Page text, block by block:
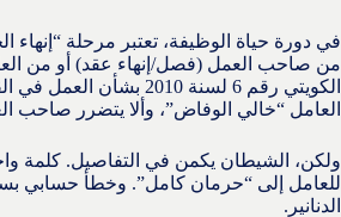
في دورة حياة الوظيفة، تعتبر مرحلة
من صاحب العمل (فصل/إنهاء عقد) أو من العامل
الكويتي رقم 6 لسنة
العامل “خالي الوفاض”، وألا يتضرر صاحب
ولكن، الشيطان يكمن في التفاصيل. كلمة
للعامل إلى “حرمان كامل”. وخطأ حسابي
الدنانير.